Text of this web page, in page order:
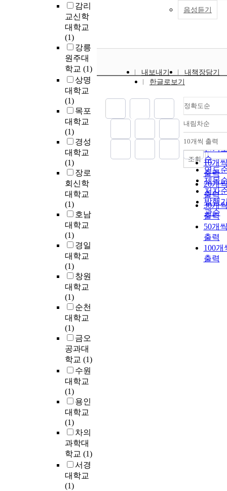
감리
교신학
대학교
(1)
강릉
원주대
학교 (1)
상명
대학교
(1)
목포
대학교
(1)
경성
대학교
(1)
장로
회신학
대학교
(1)
호남
대학교
(1)
경일
대학교
(1)
창원
대학교
(1)
순천
대학교
(1)
금오
공과대
학교 (1)
수원
대학교
(1)
용인
대학교
(1)
차의
과학대
학교 (1)
서경
대학교
(1)
University's budget
analysis of alternatives
can be considered
should be introduced. 2)
National University`s the
long-term development
plans and budgets should
linked. Top-Down system
should adopt national
university`s the budget
accounting system. 3)
National University's
accounting system has
diversified. Accordance
the flow, integrated
accounting system should
University Corporation to
enhance efficiency
음성듣기
내보내기
내책장담기
한글로보기
정확도순
정확
순
인기
순
연도
제목
저자
발행
관순
내림차순
내림
10개씩 출력
10개
출력
20개
출력
30개
출력
50개
출력
100개
출력
조회